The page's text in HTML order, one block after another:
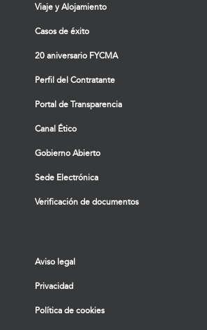
Viaje y Alojamiento
Casos de éxito
20 aniversario FYCMA
Perfil del Contratante
Portal de Transparencia
Canal Ético
Gobierno Abierto
Sede Electrónica
Verificación de documentos
Aviso legal
Privacidad
Política de cookies